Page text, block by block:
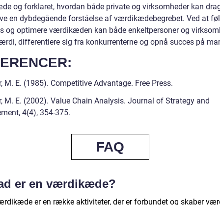
og forklaret, hvordan både private og virksomheder kan
en dybdegående forståelse af værdikædebegrebet. Ved at
og optimere værdikæden kan både enkeltpersoner og
differentiere sig fra konkurrenterne og opnå succes på
M. E. (1985). Competitive Advantage. Free Press.
M. E. (2002). Value Chain Analysis. Journal of Strategy and
4(4), 354-375.
FAQ
er en værdikæde?
er en række aktiviteter, der er forbundet og skaber